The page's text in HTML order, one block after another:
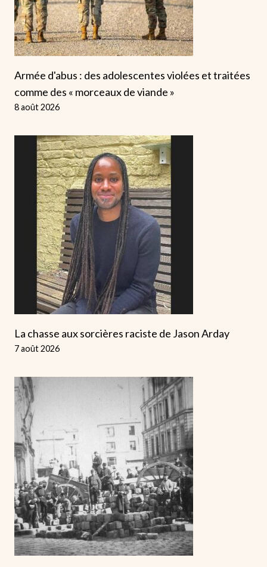
Armée d'abus : des adolescentes violées et traitées
comme des « morceaux de viande »
8 août 2026
La chasse aux sorcières raciste de Jason Arday
7 août 2026